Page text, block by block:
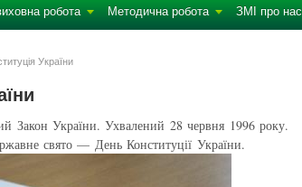
робота Методична робота ЗМІ про нас
України
Закон України. Ухвалений 28 червня 1996 року.
свято — День Конституції України.